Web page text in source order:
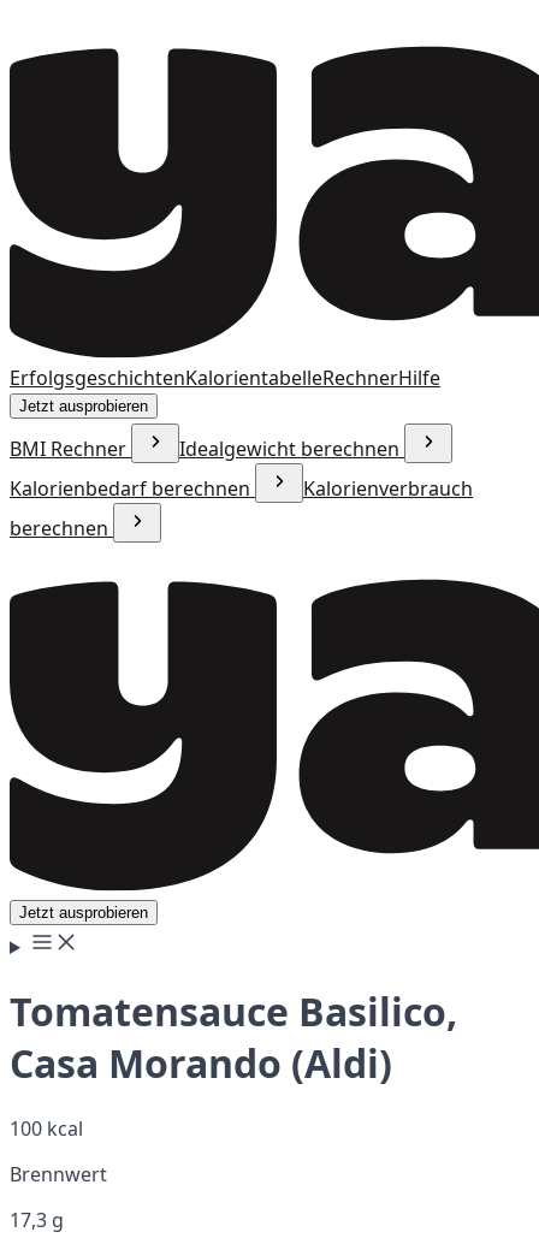
ErfolgsgeschichtenKalorientabelleRechnerHilfe
Jetzt ausprobieren
BMI Rechner
Idealgewicht berechnen
Kalorienbedarf berechnen
Kalorienverbrauch
berechnen
Jetzt ausprobieren
Tomatensauce Basilico,
Casa Morando (Aldi)
100 kcal
Brennwert
17,3 g